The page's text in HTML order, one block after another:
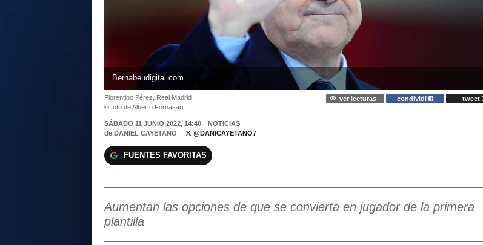
Bernabeudigital.com
Florentino Pérez, Real Madrid
© foto de Alberto Fornasari
ver lecturas condividi tweet
SÁBADO 11 JUNIO 2022, 14:40
NOTICIAS
de DANIEL CAYETANO @DANICAYETANO7
FUENTES FAVORITAS
Aumentan las opciones de que se convierta en jugador de la primera
plantilla